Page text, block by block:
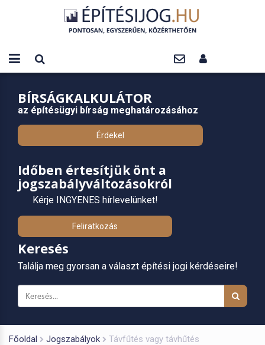
BÍRSÁGKALKULÁTOR
az építésügyi bírság meghatározásához
Érdekel
Időben értesítjük önt a
jogszabályváltozásokról
Kérje INGYENES hírlevelünket!
Feliratkozás
Keresés
Találja meg gyorsan a választ építési jogi kérdéseire!
Főoldal Jogszabályok Távfűtés vagy távhűtés